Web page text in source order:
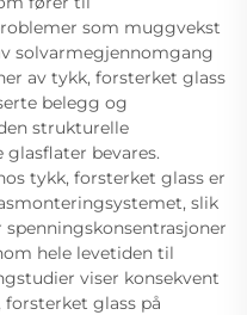
som muggvekst
solvarmegjennomgang
av tykk, forsterket glass
belegg og
strukturelle
bevares.
tykk, forsterket glass er
slik
hele levetiden til
viser konsekvent
glass på